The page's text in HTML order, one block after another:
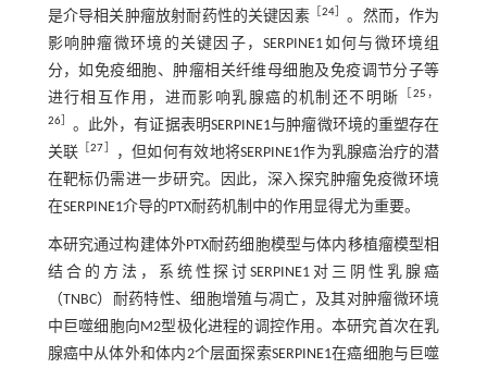
是介导相关肿瘤放射耐药性的关键因素［24
。然而，作为
影响肿瘤微环境的关键因子，SERPINE1如何与微环境组
分，如免疫细胞、肿瘤相关纤维母细胞及免疫调节分子等
进行相互作用，进而影响乳腺癌的机制还不明晰
25 ，
26］ 。此外，有证据表明SERPINE1与肿瘤微环境的重塑存在
关联 ［27
，但如何有效地将SERPINE1作为乳腺癌治疗的潜
在靶标仍需进一步研究。因此，深入探究肿瘤免疫微环境
在SERPINE1介导的PTX耐药机制中的作用显得尤为重要。
本研究通过构建体外PTX耐药细胞模型与体内移植瘤模型相
结合的方法，系统性探讨SERPINE1对三阴性乳腺癌
（TNBC）耐药特性、细胞增殖与凋亡，及其对肿瘤微环境
中巨噬细胞向M2型极化进程的调控作用。本研究首次在乳
腺癌中从体外和体内2个层面探索SERPINE1在癌细胞与巨噬